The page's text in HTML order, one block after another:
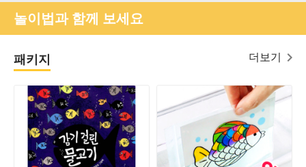
놀이법과 함께 보세요
패키지 더보기